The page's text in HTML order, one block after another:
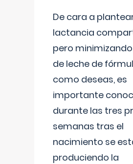
De cara a
lactancia
pero
de leche de
como deseas, es
importante
durante las tres
semanas tras el
nacimiento se
produciendo la